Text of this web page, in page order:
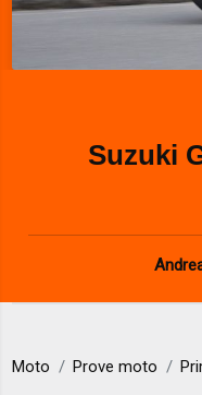
Suzuki
Moto Prove moto